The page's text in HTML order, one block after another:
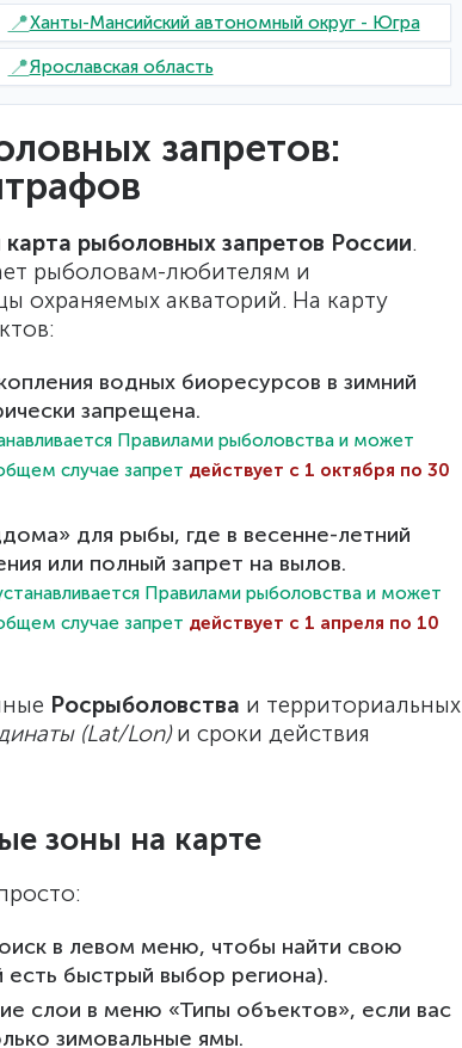
📍Ханты-Мансийский автономный округ - Югра
📍Ярославская область
запретов:
карта рыболовных запретов России.
рыболовам-любителям и
охраняемых акваторий. На карту
водных биоресурсов в зимний
запрещена.
Правилами рыболовства и может
случае запрет действует с 1 октября по 30
для рыбы, где в весенне-летний
или полный запрет на вылов.
Правилами рыболовства и может
случае запрет действует с 1 апреля по 10
Росрыболовства и территориальных
(Lat/Lon)и сроки действия
зоны на карте
в левом меню, чтобы найти свою
есть быстрый выбор региона).
слои в меню «Типы объектов», если вас
зимовальные ямы.